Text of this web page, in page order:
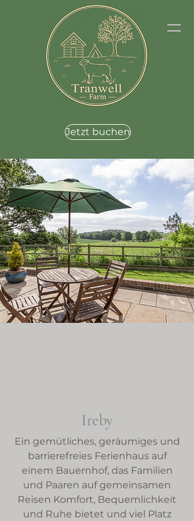
Jetzt buchen
Ireby
Ein gemütliches, geräumiges und
barrierefreies Ferienhaus auf
einem Bauernhof, das Familien
und Paaren auf gemeinsamen
Reisen Komfort, Bequemlichkeit
und Ruhe bietet und viel Platz